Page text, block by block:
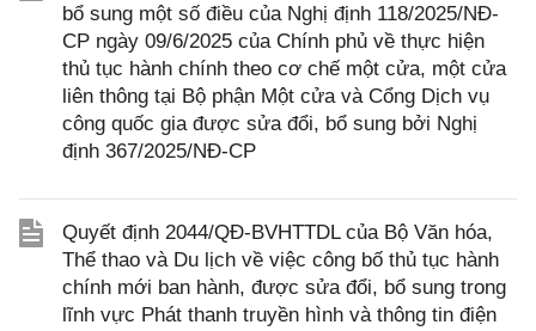
bổ sung một số điều của Nghị định 118/2025/NĐ-
CP ngày 09/6/2025 của Chính phủ về thực hiện
thủ tục hành chính theo cơ chế một cửa, một cửa
liên thông tại Bộ phận Một cửa và Cổng Dịch vụ
công quốc gia được sửa đổi, bổ sung bởi Nghị
định 367/2025/NĐ-CP
Quyết định 2044/QĐ-BVHTTDL của Bộ Văn hóa,
Thể thao và Du lịch về việc công bố thủ tục hành
chính mới ban hành, được sửa đổi, bổ sung trong
lĩnh vực Phát thanh truyền hình và thông tin điện